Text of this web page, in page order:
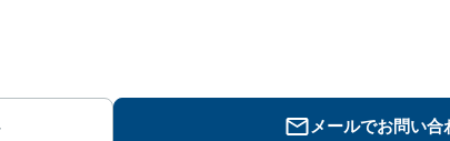
メールでお問い合